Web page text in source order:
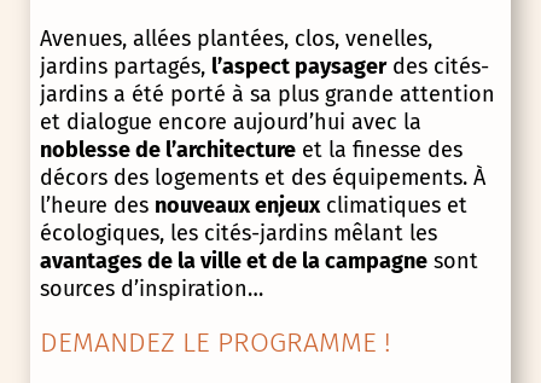
Avenues, allées plantées, clos, venelles,
jardins partagés, l’aspect paysagerdes cités-
jardins a été porté à sa plus grande attention
et dialogue encore aujourd’hui avec la
noblesse de l’architectureet la finesse des
décors des logements et des équipements. À
l’heure des nouveaux enjeuxclimatiques et
écologiques, les cités-jardins mêlant les
avantages de la ville et de la campagnesont
sources d’inspiration…
DEMANDEZ LE PROGRAMME !